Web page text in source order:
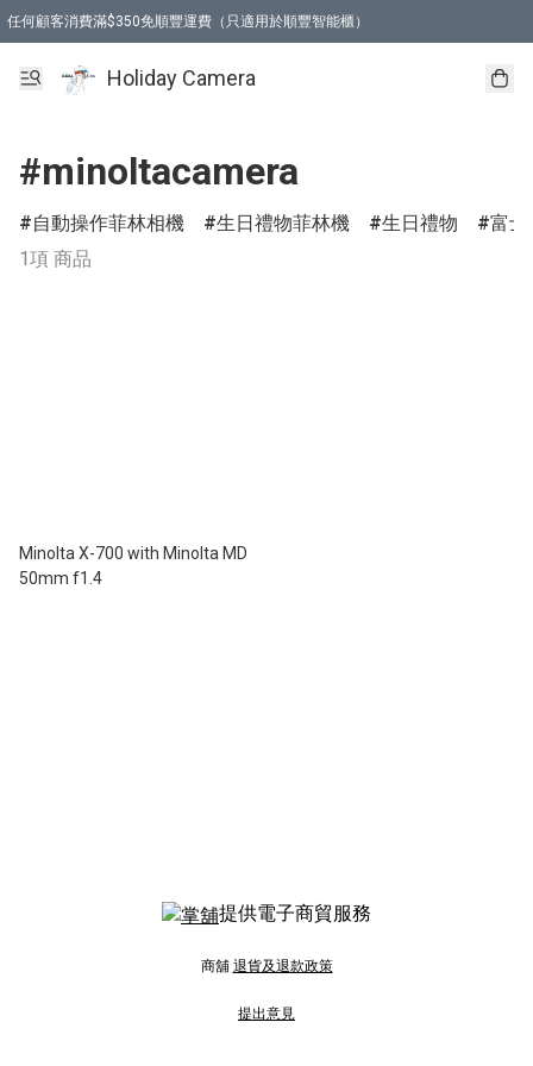
任何顧客消費滿$350免順豐運費（只適用於順豐智能櫃）
Holiday Camera
#minoltacamera
自動操作菲林相機 生日禮物菲林機 生日禮物
富士
1項 商品
Minolta X-700 with Minolta MD
50mm f1.4
提供電子商貿服務
商舖 退貨及退款政策
提出意見